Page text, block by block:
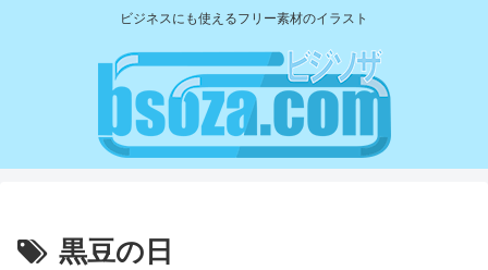
ビジネスにも使えるフリー素材のイラスト
黒豆の日